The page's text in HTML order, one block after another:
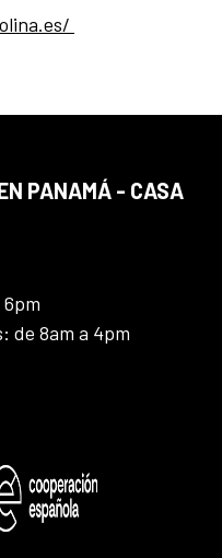
PANAMÁ - CASA
de 8am a 4pm